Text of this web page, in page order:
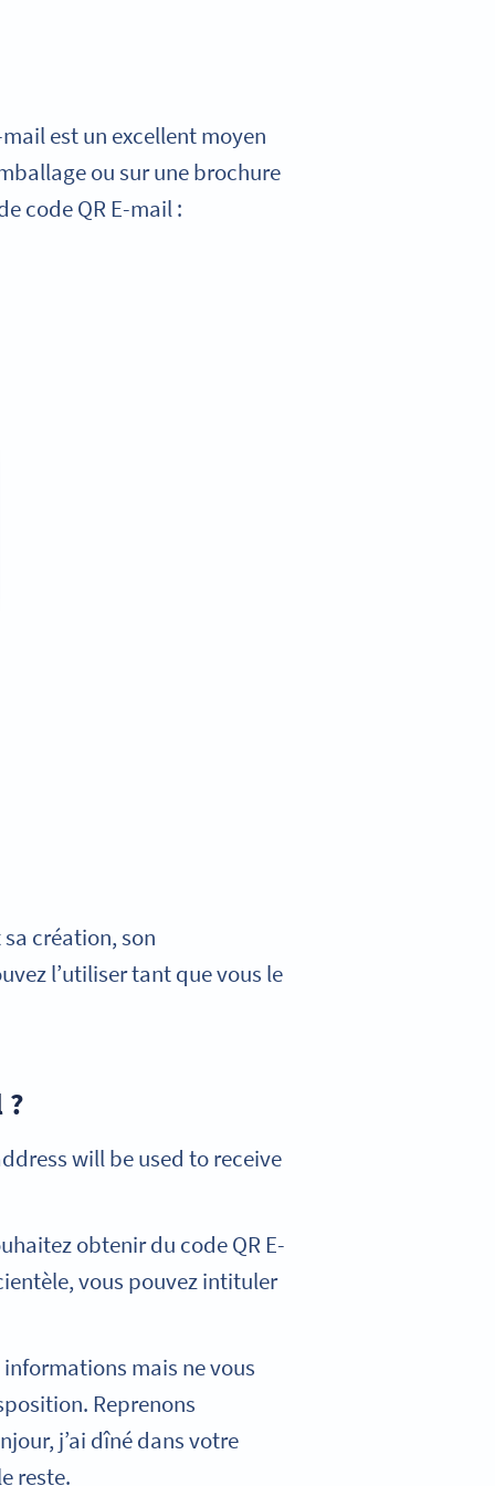
est un excellent moyen
ou sur une brochure
code QR E-mail :
création, son
l’utiliser tant que vous le
?
will be used to receive
obtenir du code QR E-
vous pouvez intituler
mais ne vous
Reprenons
j’ai dîné dans votre
reste.